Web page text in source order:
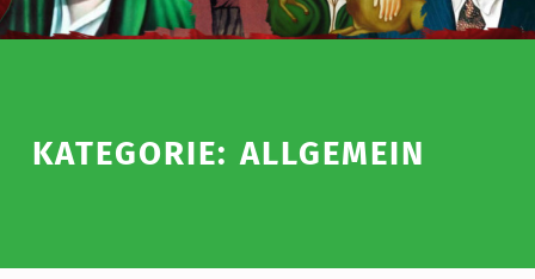
KATEGORIE:ALLGEMEIN